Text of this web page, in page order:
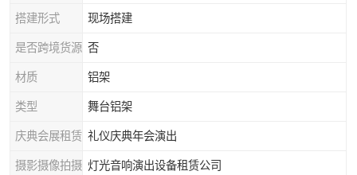
搭建形式 现场搭建
是否跨境货源 否
材质 铝架
类型 舞台铝架
庆典会展租赁 礼仪庆典年会演出
摄影摄像拍摄 灯光音响演出设备租赁公司